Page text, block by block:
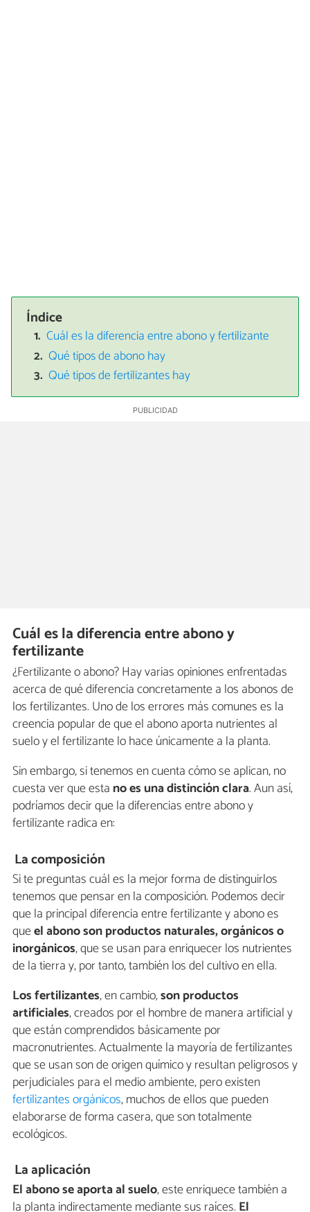
Índice
Cuál es la diferencia entre abono y fertilizante
Qué tipos de abono hay
Qué tipos de fertilizantes hay
Cuál es la diferencia entre abono y
fertilizante
¿Fertilizante o abono? Hay varias opiniones enfrentadas
acerca de qué diferencia concretamente a los abonos de
los fertilizantes. Uno de los errores más comunes es la
creencia popular de que el abono aporta nutrientes al
suelo y el fertilizante lo hace únicamente a la planta.
Sin embargo, si tenemos en cuenta cómo se aplican, no
cuesta ver que esta no es una distinción clara. Aun así,
podríamos decir que la diferencias entre abono y
fertilizante radica en:
La composición
Si te preguntas cuál es la mejor forma de distinguirlos
tenemos que pensar en la composición. Podemos decir
que la principal diferencia entre fertilizante y abono es
queel abono son productos naturales, orgánicos o
inorgánicos, que se usan para enriquecer los nutrientes
de la tierra y, por tanto, también los del cultivo en ella.
Los fertilizantes, en cambio,son productos
artificiales, creados por el hombre de manera artificial y
que están comprendidos básicamente por
macronutrientes. Actualmente la mayoría de fertilizantes
que se usan son de origen químico y resultan peligrosos y
perjudiciales para el medio ambiente, pero existen
fertilizantes orgánicos, muchos de ellos que pueden
elaborarse de forma casera, que son totalmente
ecológicos.
La aplicación
El abono se aporta al suelo, este enriquece también a
la planta indirectamente mediante sus raíces. El